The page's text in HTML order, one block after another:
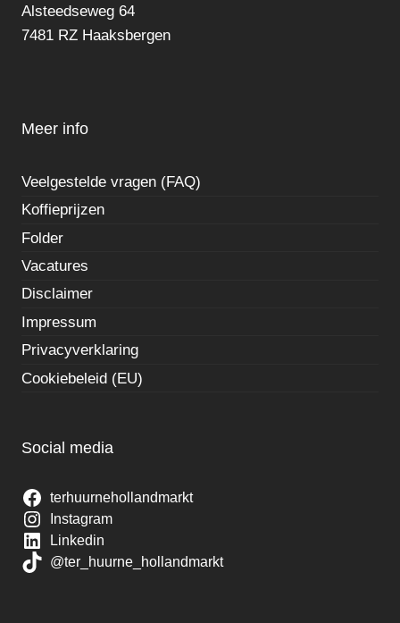
Alsteedseweg 64
7481 RZ Haaksbergen
Meer info
Veelgestelde vragen (FAQ)
Koffieprijzen
Folder
Vacatures
Disclaimer
Impressum
Privacyverklaring
Cookiebeleid (EU)
Social media
terhuurnehollandmarkt
Instagram
Linkedin
@ter_huurne_hollandmarkt